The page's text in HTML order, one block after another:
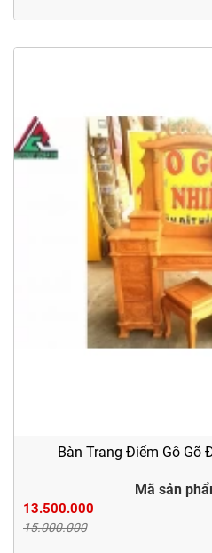
Bàn Trang Điểm Gỗ Gõ
Mã sản
13.500.000
15.000.000